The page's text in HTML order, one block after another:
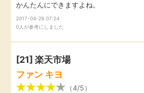
かんたんにできますよね。
2017-04-26 07:24
0人が参考にしました
[21]楽天市場
ファン キヨ
（4/5）